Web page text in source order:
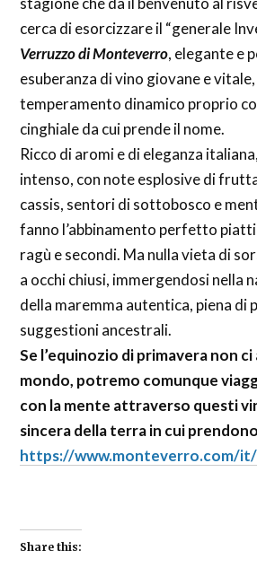
cerca di esorcizzare il “generale
Verruzzo di Monteverro, elegante e
esuberanza di vino giovane e vitale,
temperamento dinamico proprio
cinghiale da cui prende il nome.
Ricco di aromi e di eleganza
intenso, con note esplosive di
cassis, sentori di sottobosco e
fanno l’abbinamento perfetto piatti
ragù e secondi. Ma nulla vieta di
a occhi chiusi, immergendosi nella
della maremma autentica, piena di
suggestioni ancestrali.
Se l’equinozio di primavera non
mondo, potremo comunque
con la mente attraverso questi
sincera della terra in cui
https://www.monteverro.com/it/
Share this: